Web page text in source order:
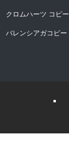
クロムハーツ コピー
バレンシアガコピー